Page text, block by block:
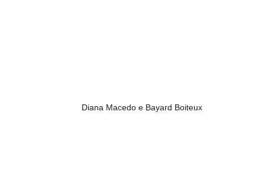
Diana Macedo e Bayard Boiteux